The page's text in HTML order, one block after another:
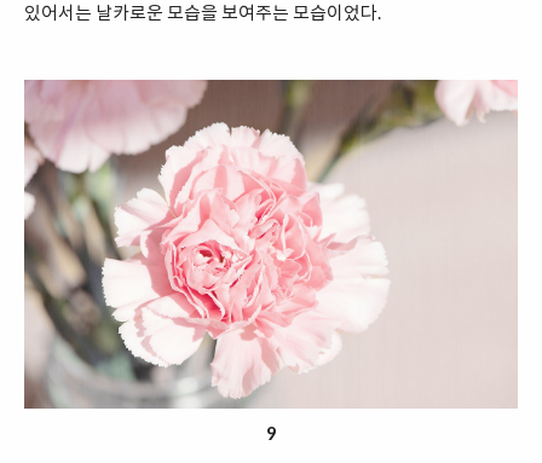
있어서는 날카로운 모습을 보여주는 모습이었다.
9